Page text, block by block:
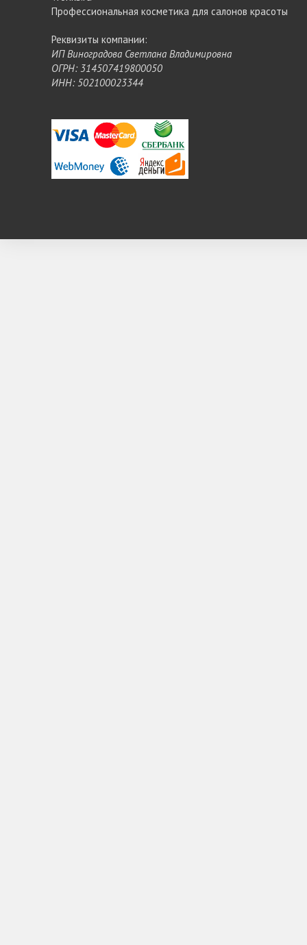
Профессиональная косметика для салонов красоты
Реквизиты компании:
ИП Виноградова Светлана Владимировна
ОГРН: 314507419800050
ИНН: 502100023344